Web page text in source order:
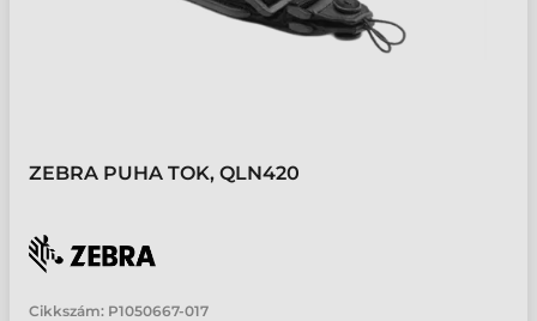
ZEBRA PUHA TOK, QLN420
Cikkszám: P1050667-017